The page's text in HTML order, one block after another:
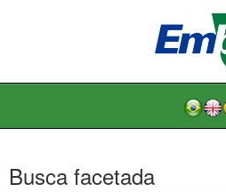
Busca facetada